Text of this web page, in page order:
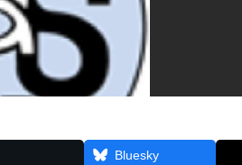
Bluesky